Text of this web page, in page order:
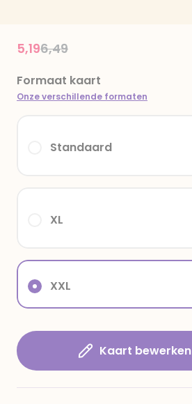
Price reduced from
6,49to
5,19
Formaat kaart
Onze verschillende formaten
XXL
XL
Standaard
Kaart bewerken